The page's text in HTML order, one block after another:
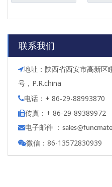
联系我们
地址：陕西省西安市高新区
号，P.R.china
电话：+ 86-29-88993870
传真：+ 86-29-89389972
电子邮件 ： s
微信：86-13572830939